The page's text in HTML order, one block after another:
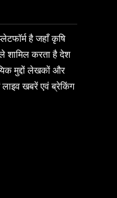
है जहाँ कृषि
शामिल करता है देश
मुद्दों लेखकों और
खबरें एवं ब्रेकिंग